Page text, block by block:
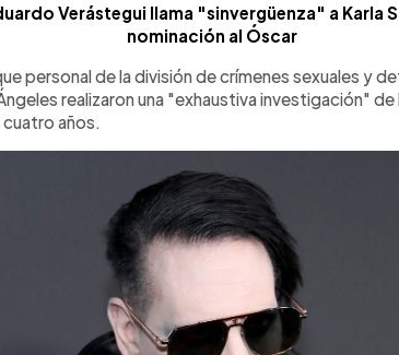
Verástegui llama "sinvergüenza" a Karla
nominación al Óscar
personal de la división de crímenes sexuales y
realizaron una "exhaustiva investigación"
años.